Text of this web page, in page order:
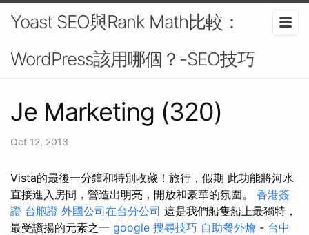
Yoast SEO與Rank Math比較：
WordPress該用哪個？-SEO技巧
Je Marketing (320)
Oct 12, 2013
Vista的最後一分鐘和特別收藏！旅行，假期 此功能將河水
直接進入房間，營造出明亮，開放和豪華的氛圍。 香港簽
證 台胞證 外國公司在台分公司 這是我們船隻船上最獨特，
最受讚揚的元素之一 google 搜尋技巧 自助餐外燴 - 台中